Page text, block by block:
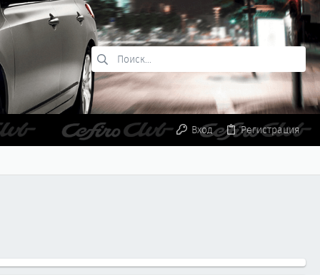
Вход Регистрация